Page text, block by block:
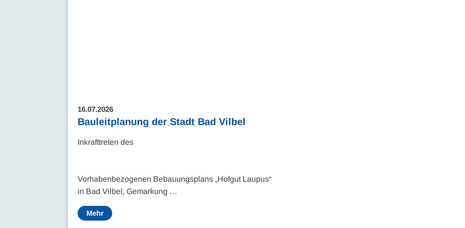
16.07.2026
Bauleitplanung der Stadt Bad Vilbel
Inkrafttreten des
Vorhabenbezogenen Bebauungsplans „Hofgut Laupus“
in Bad Vilbel, Gemarkung …
Mehr